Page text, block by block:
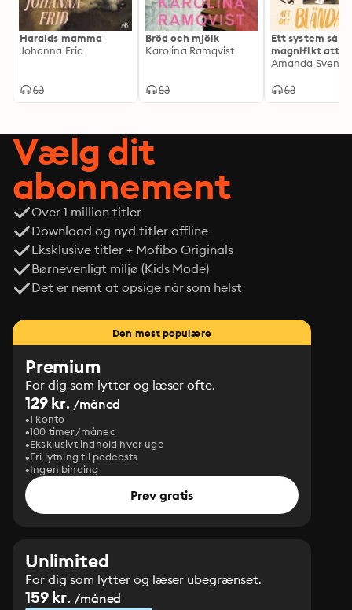
Haralds mamma
Johanna Frid
Bröd och mjölk
Karolina Ramqvist
Ett system så
magnifikt att
bländar
Amanda
Vælg dit
abonnement
Over 1 million titler
Download og nyd titler offline
Eksklusive titler + Mofibo Originals
Børnevenligt miljø (Kids Mode)
Det er nemt at opsige når som helst
Den mest populære
Premium
For dig som lytter og læser ofte.
129 kr. /måned
1 konto
100 timer/måned
Eksklusivt indhold hver uge
Fri lytning til podcasts
Ingen binding
Prøv gratis
Unlimited
For dig som lytter og læser ubegrænset.
159 kr. /måned